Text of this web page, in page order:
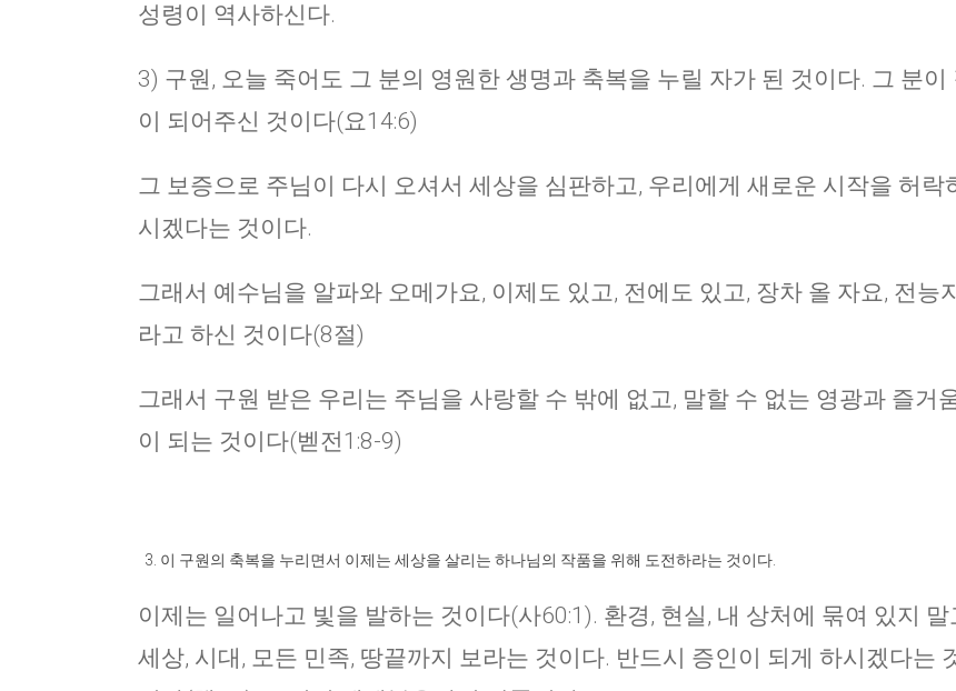
성령이 역사하신다.
3) 구원, 오늘 죽어도 그 분의 영원한 생명과 축복을 누릴 자가 된 것이다. 그 분이
이 되어주신 것이다(요14:6)
그 보증으로 주님이 다시 오셔서 세상을 심판하고, 우리에게 새로운 시작을 허락
시겠다는 것이다.
그래서 예수님을 알파와 오메가요, 이제도 있고, 전에도 있고, 장차 올 자요, 전능
라고 하신 것이다(8절)
그래서 구원 받은 우리는 주님을 사랑할 수 밖에 없고, 말할 수 없는 영광과 즐거
이 되는 것이다(벧전1:8-9)
이 구원의 축복을 누리면서 이제는 세상을 살리는 하나님의 작품을 위해 도전하라는 것이다.
이제는 일어나고 빛을 발하는 것이다(사60:1). 환경, 현실, 내 상처에 묶여 있지 말
세상, 시대, 모든 민족, 땅끝까지 보라는 것이다. 반드시 증인이 되게 하시겠다는